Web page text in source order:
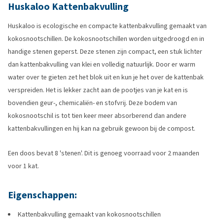
Huskaloo Kattenbakvulling
Huskaloo is ecologische en compacte kattenbakvulling gemaakt van
kokosnootschillen. De kokosnootschillen worden uitgedroogd en in
handige stenen geperst. Deze stenen zijn compact, een stuk lichter
dan kattenbakvulling van klei en volledig natuurlijk. Door er warm
water over te gieten zet het blok uit en kun je het over de kattenbak
verspreiden. Het is lekker zacht aan de pootjes van je kat en is
bovendien geur-, chemicaliën- en stofvrij. Deze bodem van
kokosnootschil is tot tien keer meer absorberend dan andere
kattenbakvullingen en hij kan na gebruik gewoon bij de compost.
Een doos bevat 8 'stenen'. Dit is genoeg voorraad voor 2 maanden
voor 1 kat.
Eigenschappen:
Kattenbakvulling gemaakt van kokosnootschillen